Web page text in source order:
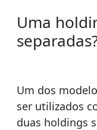
Uma
Um dos
ser utilizados
duas holdings